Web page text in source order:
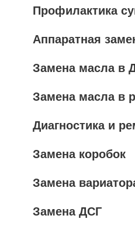
Профилактика
Аппаратная
Замена масла в
Замена масла в
Диагностика и
Замена коробок
Замена
Замена ДСГ